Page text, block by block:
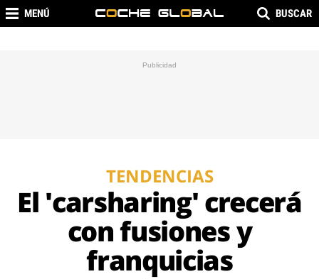
MENÚ BUSCAR
TENDENCIAS
El 'carsharing' crecerá
con fusiones y
franquicias